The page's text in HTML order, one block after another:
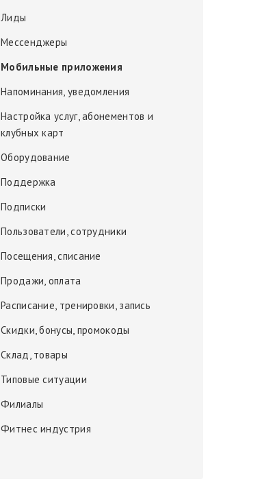
Лиды
Мессенджеры
Мобильные приложения
Напоминания, уведомления
Настройка услуг, абонементов и
клубных карт
Оборудование
Поддержка
Подписки
Пользователи, сотрудники
Посещения, списание
Продажи, оплата
Расписание, тренировки, запись
Скидки, бонусы, промокоды
Склад, товары
Типовые ситуации
Филиалы
Фитнес индустрия